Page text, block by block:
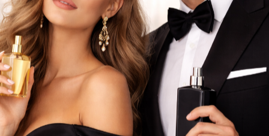
Não existem produtos